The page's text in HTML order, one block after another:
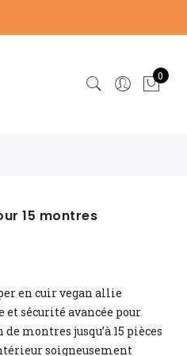
0
15 montres
en cuir vegan allie
sécurité avancée pour
montres jusqu’à 15 pièces
soigneusement